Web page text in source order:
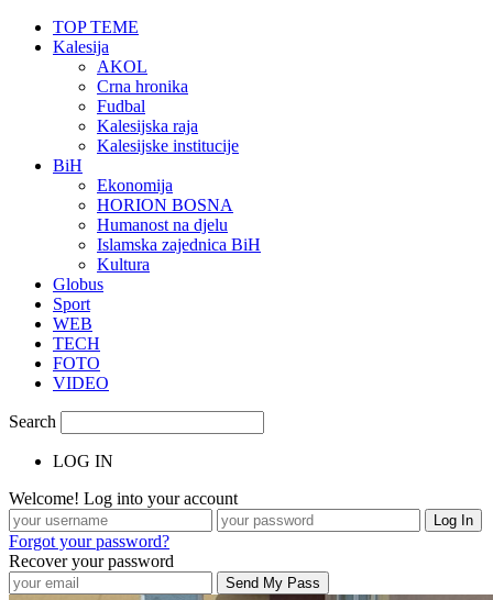
TOP TEME
Kalesija
AKOL
Crna hronika
Fudbal
Kalesijska raja
Kalesijske institucije
BiH
Ekonomija
HORION BOSNA
Humanost na djelu
Islamska zajednica BiH
Kultura
Globus
Sport
WEB
TECH
FOTO
VIDEO
Search
LOG IN
Welcome! Log into your account
Forgot your password?
Recover your password